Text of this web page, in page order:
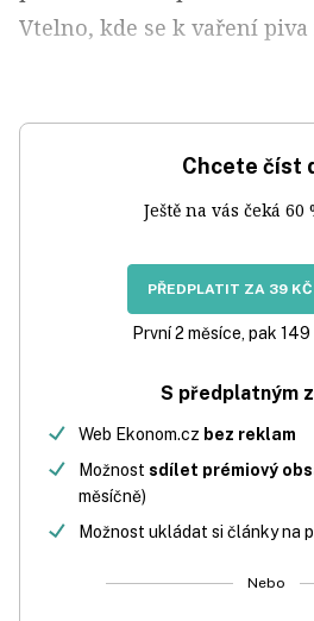
Vtelno, kde se k vaření
Chcete číst
Ještě na vás čeká 60
PŘEDPLATIT ZA 39
První 2 měsíce, pak
S předplatným
Web Ekonom.cz bez reklam
Možnost sdílet prémiový
měsíčně)
Možnost ukládat si články na
Nebo